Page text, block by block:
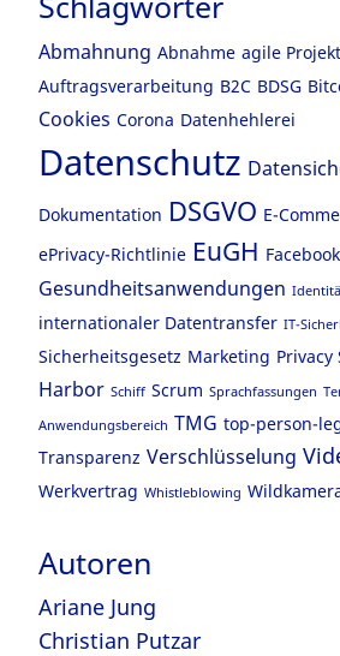
Abmahnung Abnahme agile
Auftragsverarbeitung B2C BDSG
Cookies Corona Datenhehlerei
Datenschutz
Dokumentation DSGVO E-
ePrivacy-Richtlinie EuGH Facebook
Gesundheitsanwendungen
internationaler Datentransfer IT-
Sicherheitsgesetz Marketing Privacy
Harbor Schiff Scrum Sprachfassungen
Anwendungsbereich TMG top-person-
Transparenz Verschlüsselung
Werkvertrag Whistleblowing
Autoren
Ariane Jung
Christian Putzar